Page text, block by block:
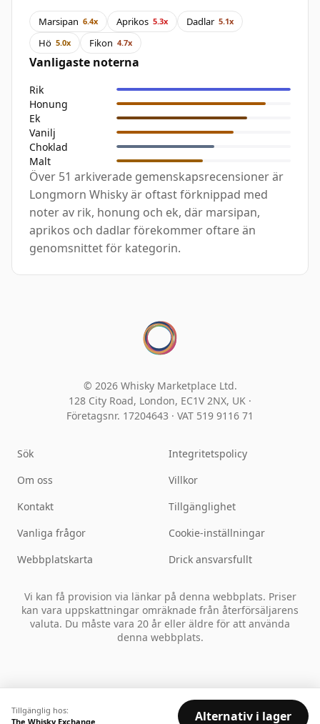
Marsipan 6.4x Aprikos 5.3x Dadlar 5.1x
Hö 5.0x Fikon 4.7x
Vanligaste noterna
Rik
Honung
Ek
Vanilj
Choklad
Malt
Över 51 arkiverade gemenskapsrecensioner är
Longmorn Whisky är oftast förknippad med
noter av rik, honung och ek, där marsipan,
aprikos och dadlar förekommer oftare än
genomsnittet för kategorin.
Tillgänglig hos:
The Whisky Exchange
Alternativ i lager
© 2026 Whisky Marketplace Ltd.
128 City Road, London, EC1V 2NX, UK ·
Företagsnr. 17204643 · VAT 519 9116 71
Sök
Om oss
Kontakt
Vanliga frågor
Webbplatskarta
Integritetspolicy
Villkor
Tillgänglighet
Cookie-inställningar
Drick ansvarsfullt
Vi kan få provision via länkar på denna webbplats. Priser
kan vara uppskattningar omräknade från återförsäljarens
valuta. Du måste vara 20 år eller äldre för att använda
denna webbplats.